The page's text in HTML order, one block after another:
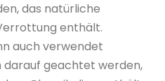
das natürliche
enthält.
auch verwendet
darauf geachtet werden,